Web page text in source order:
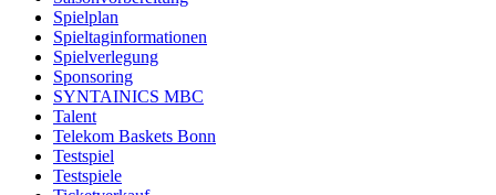
Spielplan
Spieltaginformationen
Spielverlegung
Sponsoring
SYNTAINICS MBC
Talent
Telekom Baskets Bonn
Testspiel
Testspiele